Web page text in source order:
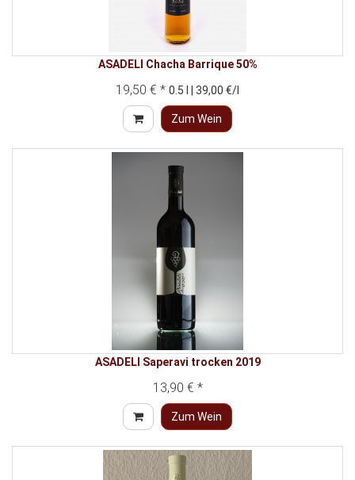
ASADELI Chacha Barrique 50%
19,50 € * 0.5 l | 39,00 €/l
Zum Wein
ASADELI Saperavi trocken 2019
13,90 € *
Zum Wein